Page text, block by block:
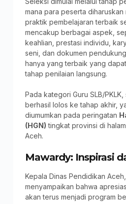
mana para peserta
praktik pembelajaran terbaik
mencakup berbagai aspek,
keahlian, prestasi individu,
seni, dan dokumen pendukung
hanya yang terbaik yang
tahap penilaian langsung.
Pada kategori Guru SLB/
berhasil lolos ke tahap akhir,
diumumkan pada peringatan
(HGN) tingkat provinsi di
Aceh.
Mawardy: Inspirasi
Kepala Dinas Pendidikan Aceh,
menyampaikan bahwa
akan terus menjadi program